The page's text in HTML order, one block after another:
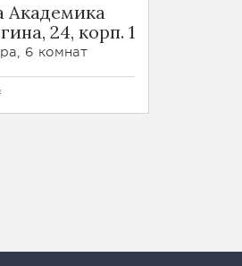
Академика
24, корп. 1
6 комнат